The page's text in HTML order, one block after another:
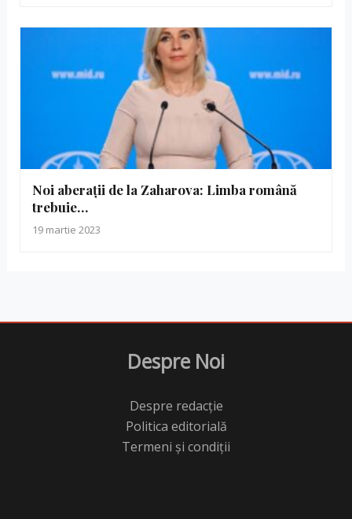
Noi aberații de la Zaharova: Limba română
trebuie…
19 martie 2023
Despre Noi
Despre redacție
Politica editorială
Termeni și condiții